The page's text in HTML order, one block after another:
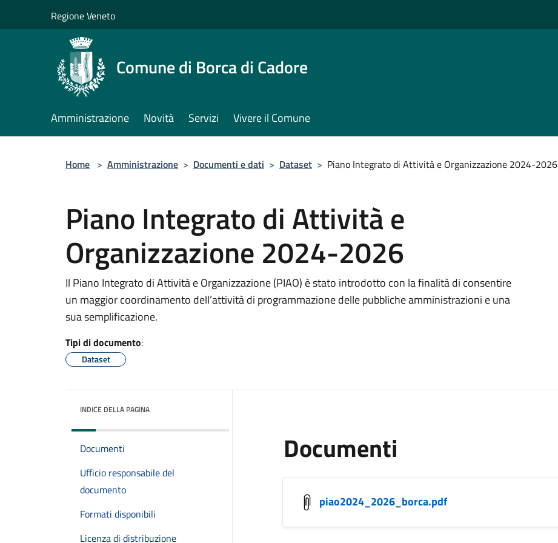
Regione Veneto
Comune di Borca di Cadore
Amministrazione Novità Servizi Vivere il Comune
Home > Amministrazione > Documenti e dati > Dataset > Piano Integrato di Attività e Organizzazione 2024-2026
Piano Integrato di Attività e
Organizzazione 2024-2026
Il Piano Integrato di Attività e Organizzazione (PIAO) è stato introdotto con la finalità di consentire
un maggior coordinamento dell’attività di programmazione delle pubbliche amministrazioni e una
sua semplificazione.
Tipi di documento:
Dataset
INDICE DELLA PAGINA
Documenti
Ufficio responsabile del
documento
Formati disponibili
Licenza di distribuzione
Documenti
piao2024_2026_borca.pdf